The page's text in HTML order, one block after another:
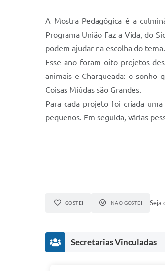
A Mostra Pedagógica é a
Programa União Faz a Vida, do
podem ajudar na escolha do tema.
Esse ano foram oito projetos
animais e Charqueada: o sonho
Coisas Miúdas são Grandes.
Para cada projeto foi criada
pequenos. Em seguida, várias
GOSTEI NÃO GOSTEI Seja
Secretarias Vinculadas